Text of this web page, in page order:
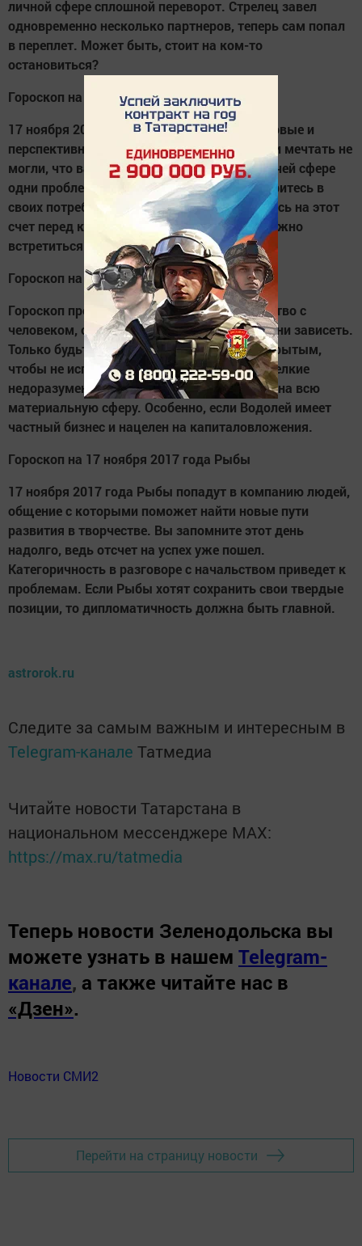
личной сфере сплошной переворот. Стрелец завел
одновременно несколько партнеров, теперь сам попал
в переплет. Может быть, стоит на ком-то
остановиться?
Гороскоп на 17 ноября 2017 года Козерог
17 ноября 2017 года у Козерога появятся новые и
перспективные возможности в работе. Вы и мечтать не
могли, что вам сегодня светит. Увы, в рабочей сфере
одни проблемы и волнения. Сначала разберитесь в
своих потребностях, а потом высказывайтесь на этот
счет перед коллегами. Вечером Козерогу нужно
встретиться со старыми друзьями.
Гороскоп на 17 ноября 2017 года Водолей
Гороскоп предсказывает Водолею знакомство с
человеком, от которого будет многое в жизни зависеть.
Только будьте максимально честным и открытым,
чтобы не испортить хорошие отношения. Мелкие
недоразумения в финансах могут повлиять на всю
материальную сферу. Особенно, если Водолей имеет
частный бизнес и нацелен на капиталовложения.
Гороскоп на 17 ноября 2017 года Рыбы
17 ноября 2017 года Рыбы попадут в компанию людей,
общение с которыми поможет найти новые пути
развития в творчестве. Вы запомните этот день
надолго, ведь отсчет на успех уже пошел.
Категоричность в разговоре с начальством приведет к
проблемам. Если Рыбы хотят сохранить свои твердые
позиции, то дипломатичность должна быть главной.
astrorok.ru
Следите за самым важным и интересным в
Telegram-канале Татмедиа
Читайте новости Татарстана в
национальном мессенджере MАХ:
https://max.ru/tatmedia
Теперь новости Зеленодольска вы
можете узнать в нашем Telegram-
канале, а также читайте нас в
«Дзен».
Новости СМИ2
Перейти на страницу новости